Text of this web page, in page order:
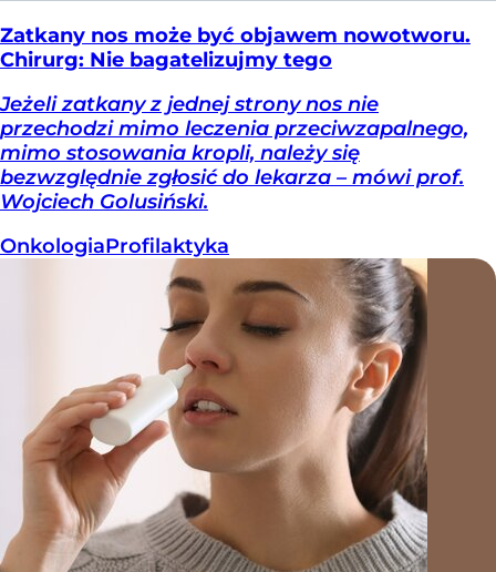
Zatkany nos może być objawem nowotworu.
Chirurg: Nie bagatelizujmy tego
Jeżeli zatkany z jednej strony nos nie
przechodzi mimo leczenia przeciwzapalnego,
mimo stosowania kropli, należy się
bezwzględnie zgłosić do lekarza – mówi prof.
Wojciech Golusiński.
OnkologiaProfilaktyka